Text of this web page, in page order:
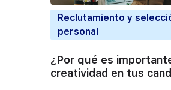
Reclutamiento y
personal
¿Por qué es
creatividad en tus